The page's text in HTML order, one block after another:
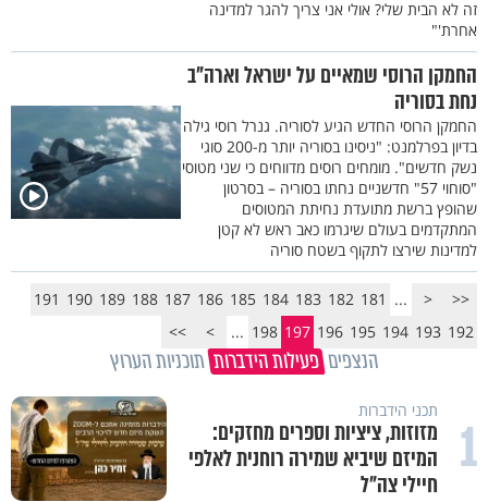
זה לא הבית שלי? אולי אני צריך להגר למדינה
אחרת'"
החמקן הרוסי שמאיים על ישראל וארה"ב
נחת בסוריה
החמקן הרוסי החדש הגיע לסוריה. גנרל רוסי גילה
בדיון בפרלמנט: "ניסינו בסוריה יותר מ-200 סוגי
נשק חדשים". מומחים רוסים מדווחים כי שני מטוסי
"סוחוי 57" חדשניים נחתו בסוריה – בסרטון
שהופץ ברשת מתועדת נחיתת המטוסים
המתקדמים בעולם שיגרמו כאב ראש לא קטן
למדינות שירצו לתקוף בשטח סוריה
<<
<
...
181
182
183
184
185
186
187
188
189
190
191
192
193
194
195
196
197
198
...
>
>>
הנצפים פעילות הידברות תוכניות הערוץ
1 תכני הידברות
מזוזות, ציציות וספרים מחזקים:
המיזם שיביא שמירה רוחנית לאלפי
חיילי צה"ל